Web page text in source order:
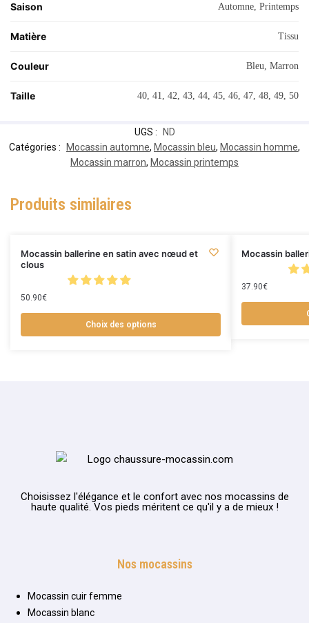
Saison Automne, Printemps
Matière Tissu
Couleur Bleu, Marron
Taille 40, 41, 42, 43, 44, 45, 46, 47, 48, 49, 50
UGS :
ND
Catégories :
Mocassin automne, Mocassin bleu, Mocassin homme,
Mocassin marron, Mocassin printemps
Produits similaires
Mocassin ballerine en satin avec nœud et
clous
50.90€
Choix des options
Mocassin
37.90€
Choisissez l'élégance et le confort avec nos mocassins de
haute qualité. Vos pieds méritent ce qu'il y a de mieux !
Nos mocassins
Mocassin cuir femme
Mocassin blanc